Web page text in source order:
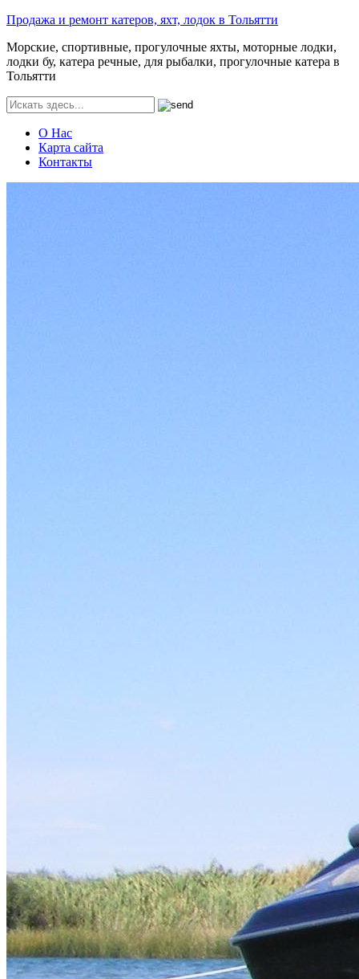
Продажа и ремонт катеров, яхт, лодок в Тольятти
Морские, спортивные, прогулочные яхты, моторные лодки,
лодки бу, катера речные, для рыбалки, прогулочные катера в
Тольятти
О Нас
Карта сайта
Контакты